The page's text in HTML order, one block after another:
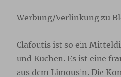
Werbung/Verlinkung zu
Clafoutis ist so ein
und Kuchen. Es ist eine
aus dem Limousin. Die